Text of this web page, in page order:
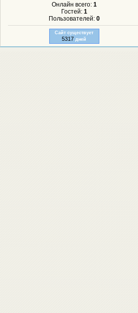
Онлайн всего: 1
Гостей: 1
Пользователей: 0
Сайт существует
5317 дней